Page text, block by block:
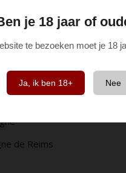
je 18 jaar of
te bezoeken moet je 18
Ja, ik ben 18+ Nee
wijn
pinot noir & pinot
de Reims